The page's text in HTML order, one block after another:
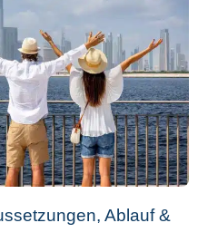
Ablauf &